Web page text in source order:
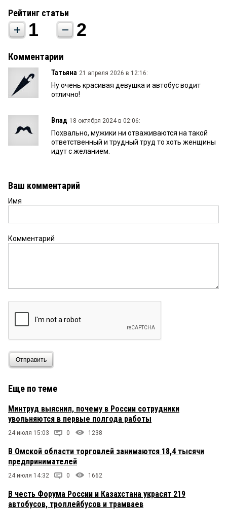
Рейтинг статьи
1 2
Комментарии
Татьяна 21 апреля 2026 в 12:16:
Ну очень красивая девушка и автобус водит
отлично!
Влад 18 октября 2024 в 02:06:
Похвально, мужики ни отваживаются на такой
ответственный и трудный труд то хоть женщины
идут с желанием.
Ваш комментарий
Имя
Комментарий
Отправить
Еще по теме
Минтруд выяснил, почему в России сотрудники
увольняются в первые полгода работы
24 июля 15:03 0 1238
В Омской области торговлей занимаются 18,4 тысячи
предпринимателей
24 июля 14:32 0 1662
В честь Форума России и Казахстана украсят 219
автобусов, троллейбусов и трамваев